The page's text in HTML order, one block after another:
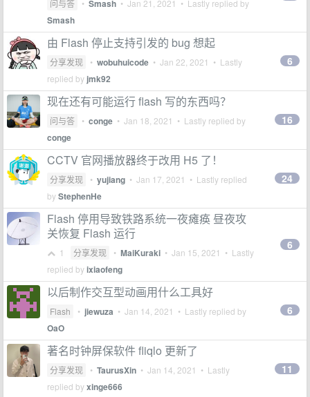
问与答 • Smash • Jan 21, 2021 • Lastly replied by
Smash
由 Flash 停止支持引发的 bug 想起
分享发现 • wobuhuicode • Jan 22, 2021 • Lastly
replied by jmk92
6
现在还有可能运行 flash 写的东西吗？
问与答 • conge • Jan 18, 2021 • Lastly replied by
conge
16
CCTV 官网播放器终于改用 H5 了！
分享发现 • yujiang • Jan 17, 2021 • Lastly replied
byStephenHe
24
Flash 停用导致铁路系统一夜瘫痪 昼夜攻
关恢复 Flash 运行
1 分享发现 • MaiKuraki • Jan 15, 2021 • Lastly
replied byixiaofeng
6
以后制作交互型动画用什么工具好
Flash • jiewuza • Jan 14, 2021 • Lastly replied by
OaO
6
著名时钟屏保软件 fliqlo 更新了
分享发现 • TaurusXin • Jan 14, 2021 • Lastly
replied byxinge666
11